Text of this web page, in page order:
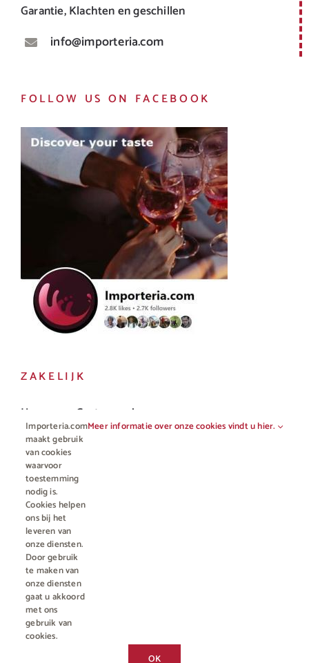
Garantie, Klachten en geschillen
info@importeria.com
FOLLOW US ON FACEBOOK
ZAKELIJK
Horeca en Gastronomie
Vakhandel
© Copyright 2012 - 2023 • All rights reserved |
Kamer van Koophandel nummer 76959066
BTW en excl. €4,95 verzendkosten voor orders minder dan €50
Geniet, maar drink met mate, geen 18? Geen alcohol.
Importeria.com
maakt gebruik
van cookies
waarvoor
toestemming
nodig is.
Cookies helpen
ons bij het
leveren van
onze diensten.
Door gebruik
te maken van
onze diensten
gaat u akkoord
met ons
gebruik van
cookies.
Meer informatie over onze cookies vindt u hier.
OK